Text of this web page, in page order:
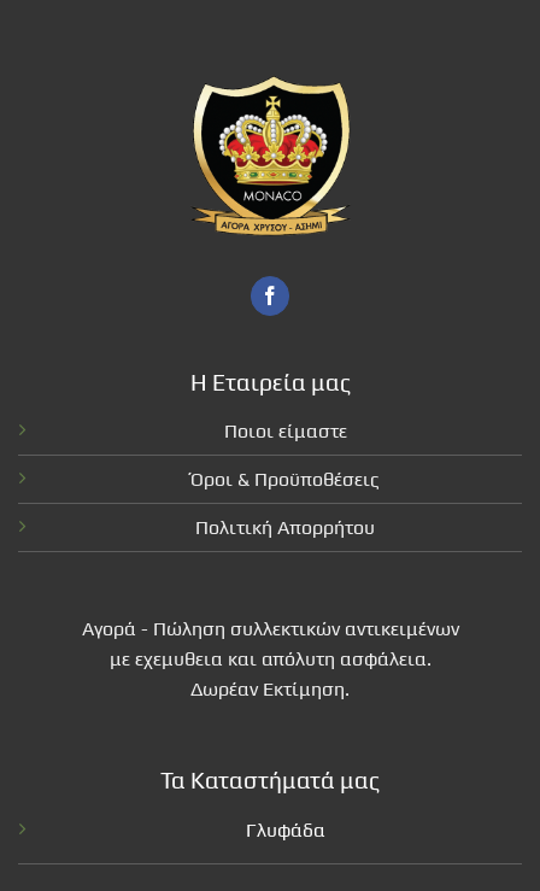
Η Εταιρεία μας
Ποιοι είμαστε
Όροι & Προϋποθέσεις
Πολιτική Απορρήτου
Αγορά - Πώληση συλλεκτικών αντικειμένων
με εχεμυθεια και απόλυτη ασφάλεια.
Δωρέαν Εκτίμηση.
Τα Καταστήματά μας
Γλυφάδα